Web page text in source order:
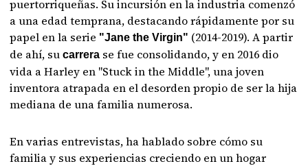
puertorriqueñas. Su incursión en la industria comenzó
a una edad temprana, destacando rápidamente por su
papel en la serie "Jane the Virgin" (2014-2019). A partir
de ahí, sucarrera se fue consolidando, y en 2016 dio
vida a Harley en "Stuck in the Middle", una joven
inventora atrapada en el desorden propio de ser la hija
mediana de una familia numerosa.
En varias entrevistas, ha hablado sobre cómo su
familia y sus experiencias creciendo en un hogar